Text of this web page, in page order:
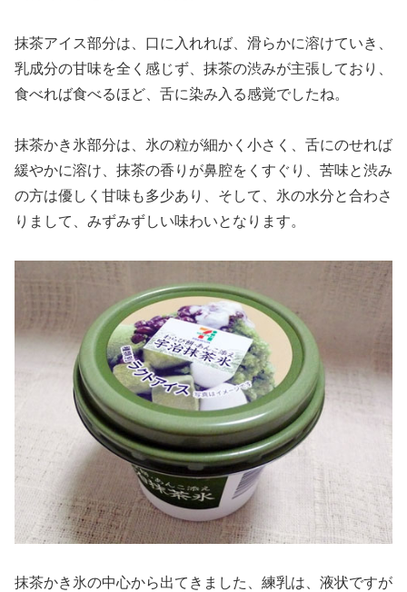
抹茶アイス部分は、口に入れれば、滑らかに溶けていき、
乳成分の甘味を全く感じず、抹茶の渋みが主張しており、
食べれば食べるほど、舌に染み入る感覚でしたね。
抹茶かき氷部分は、氷の粒が細かく小さく、舌にのせれば
緩やかに溶け、抹茶の香りが鼻腔をくすぐり、苦味と渋み
の方は優しく甘味も多少あり、そして、氷の水分と合わさ
りまして、みずみずしい味わいとなります。
抹茶かき氷の中心から出てきました、練乳は、液状ですが